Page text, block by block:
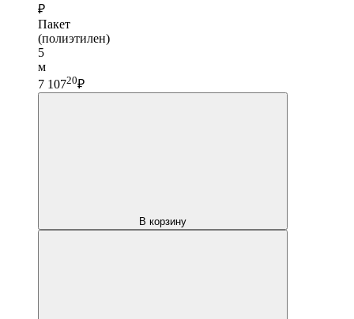
₽
Пакет
(полиэтилен)
5
м
7 10720₽
В корзину